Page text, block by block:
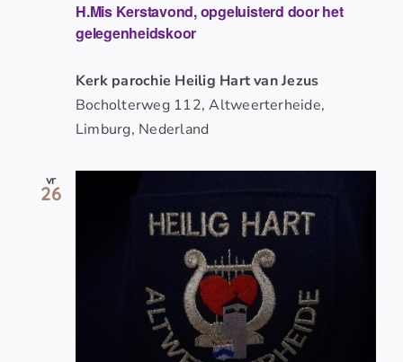
H.Mis Kerstavond, opgeluisterd door het
gelegenheidskoor
Kerk parochie Heilig Hart van Jezus
Bocholterweg 112, Altweerterheide,
Limburg, Nederland
vr
26